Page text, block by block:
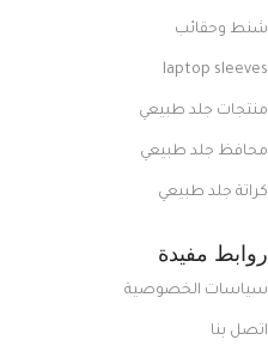
شنط وحقائب
laptop sleeves
منتجات جلد طبيعي
محافظ جلد طبيعي
كراتة جلد طبيعي
روابط مفيدة
سياسات الخصوصية
اتصل بنا